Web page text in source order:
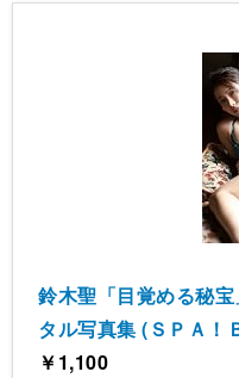
鈴木聖「目覚める秘
タル写真集 (ＳＰＡ！
￥1,100